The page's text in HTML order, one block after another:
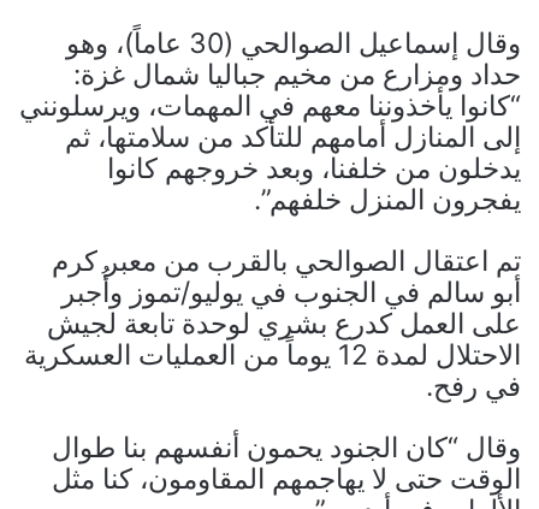
وقال إسماعيل الصوالحي (30 عاماً)، وهو
حداد ومزارع من مخيم جباليا شمال غزة:
“كانوا يأخذوننا معهم في المهمات، ويرسلونني
إلى المنازل أمامهم للتأكد من سلامتها، ثم
يدخلون من خلفنا، وبعد خروجهم كانوا
يفجرون المنزل خلفهم”.
تم اعتقال الصوالحي بالقرب من معبر كرم
أبو سالم في الجنوب في يوليو/تموز وأُجبر
على العمل كدرع بشري لوحدة تابعة لجيش
الاحتلال لمدة 12 يوماً من العمليات العسكرية
في رفح.
وقال “كان الجنود يحمون أنفسهم بنا طوال
الوقت حتى لا يهاجمهم المقاومون، كنا مثل